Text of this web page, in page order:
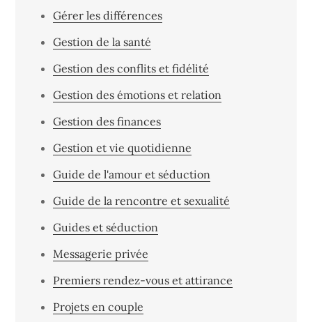
Gérer les différences
Gestion de la santé
Gestion des conflits et fidélité
Gestion des émotions et relation
Gestion des finances
Gestion et vie quotidienne
Guide de l'amour et séduction
Guide de la rencontre et sexualité
Guides et séduction
Messagerie privée
Premiers rendez-vous et attirance
Projets en couple